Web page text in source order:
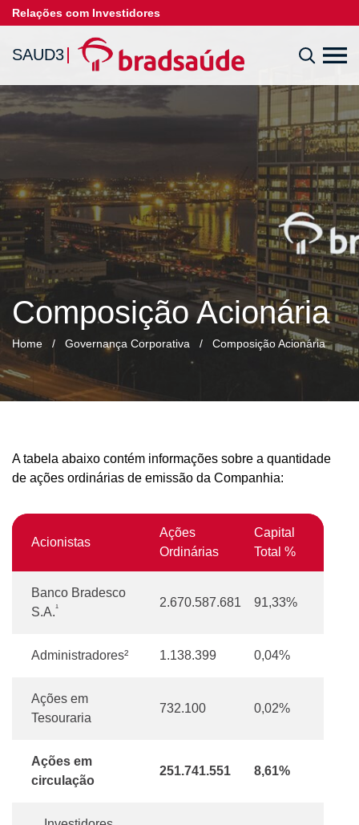
Relações com Investidores
SAUD3
Composição Acionária
Home / Governança Corporativa / Composição Acionária
A tabela abaixo contém informações sobre a quantidade
de ações ordinárias de emissão da Companhia:
Acionistas
Ações
Ordinárias
Capital
Total %
Banco Bradesco
S.A.¹ 2.670.587.681 91,33%
Administradores² 1.138.399 0,04%
Ações em
Tesouraria
732.100 0,02%
Ações em
circulação
251.741.551 8,61%